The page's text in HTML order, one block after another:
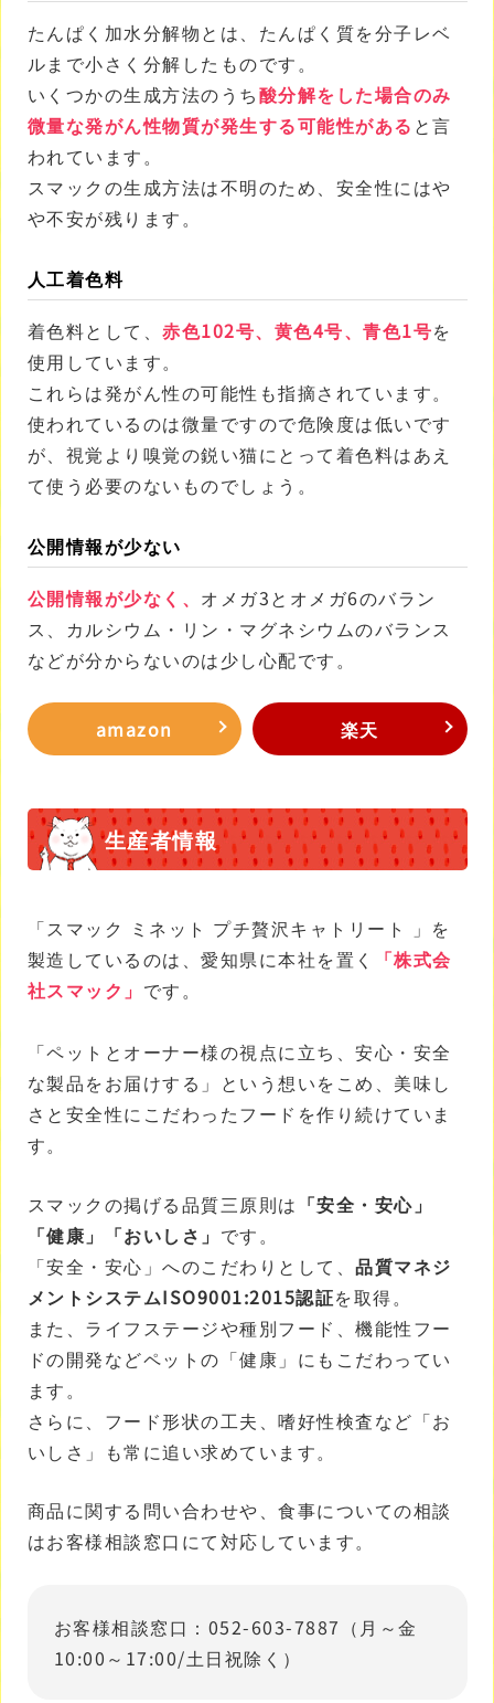
たんぱく加水分解物とは、たんぱく質を分子レベ
ルまで小さく分解したものです。
いくつかの生成方法のうち酸分解をした場合のみ
微量な発がん性物質が発生する可能性がある と言
われています。
スマックの生成方法は不明のため、安全性にはや
や不安が残ります。
人工着色料
着色料として、 赤色102号、黄色4号、青色1号を
使用しています。
これらは発がん性の可能性も指摘されています。
使われているのは微量ですので危険度は低いです
が、視覚より嗅覚の鋭い猫にとって着色料はあえ
て使う必要のないものでしょう。
公開情報が少ない
公開情報が少なく、 オメガ3とオメガ6のバラン
ス、カルシウム・リン・マグネシウムのバランス
などが分からないのは少し心配です。
amazon 楽天
生産者情報
「スマック ミネット プチ贅沢キャトリート 」を
製造しているのは、愛知県に本社を置く
「株式会
社スマック」 です。
「ペットとオーナー様の視点に立ち、安心・安全
な製品をお届けする」という想いをこめ、美味し
さと安全性にこだわったフードを作り続けていま
す。
スマックの掲げる品質三原則は 「安全・安心」
「健康」「おいしさ」 です。
「安全・安心」へのこだわりとして、 品質マネジ
メントシステムISO9001:2015認証を取得。
また、ライフステージや種別フード、機能性フー
ドの開発などペットの「健康」にもこだわってい
ます。
さらに、フード形状の工夫、嗜好性検査など「お
いしさ」も常に追い求めています。
商品に関する問い合わせや、食事についての相談
はお客様相談窓口にて対応しています。
お客様相談窓口：052-603-7887（月～金
10:00～17:00/土日祝除く）